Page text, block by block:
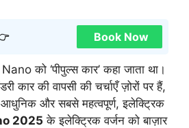
Book Now
को ‘पीपुल्स कार’ कहा जाता था।
कार की वापसी की चर्चाएँ ज़ोरों पर हैं,
और सबसे महत्वपूर्ण, इलेक्ट्रिक
2025 के इलेक्ट्रिक वर्जन को बाज़ार